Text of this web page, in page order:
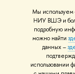
Мы используем
НИУ ВШЭ и
подробную
можно найти
данных –
использовании
Людям с
Единая платежная
Работа в Вышке
© НИУ ВШЭ